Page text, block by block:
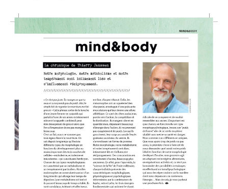
Articles
Agenda
Contact